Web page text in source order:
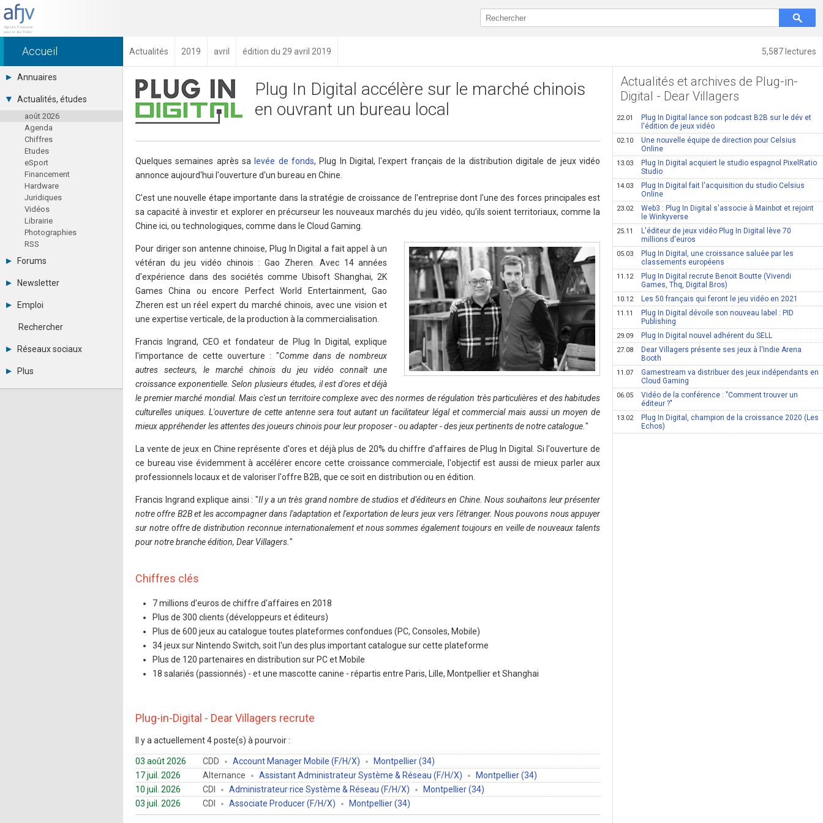
5,587 lectures
Accueil Actualités 2019 avril édition du 29 avril 2019
Annuaires
Toutes les sociétés (691)
Studios (418)
Editeurs (49)
Distributeurs (16)
Hard. / Accessoires (10)
Middlewares (15)
Prestataires (99)
Assoc. / Syndicats (21)
Formations / Ecoles (46)
Presse spécialisée (17)
Actualités, études
août 2026
Agenda
Chiffres
Etudes
eSport
Financement
Hardware
Juridiques
Vidéos
Librairie
Photographies
RSS
Forums
Tous les forums
Se connecter
Messages privés
Contacter un modérateur
Newsletter
Archives
Abonnement
Emploi
Consulter les annonces
Observatoire de l'emploi
Rechercher
Réseaux sociaux
LinkedIn
Plus
Annonceurs
Plug In Digital accélère sur le marché chinois
en ouvrant un bureau local
Quelques semaines après sa levée de fonds, Plug In Digital, l'expert français de la distribution digitale de jeux vidéo
annonce aujourd'hui l'ouverture d'un bureau en Chine.
C'est une nouvelle étape importante dans la stratégie de croissance de l'entreprise dont l'une des forces principales est
sa capacité à investir et explorer en précurseur les nouveaux marchés du jeu vidéo, qu'ils soient territoriaux, comme la
Chine ici, ou technologiques, comme dans le Cloud Gaming.
Pour diriger son antenne chinoise, Plug In Digital a fait appel à un
vétéran du jeu vidéo chinois : Gao Zheren. Avec 14 années
d'expérience dans des sociétés comme Ubisoft Shanghai, 2K
Games China ou encore Perfect World Entertainment, Gao
Zheren est un réel expert du marché chinois, avec une vision et
une expertise verticale, de la production à la commercialisation.
Francis Ingrand, CEO et fondateur de Plug In Digital, explique
l'importance de cette ouverture : "Comme dans de nombreux
autres secteurs, le marché chinois du jeu vidéo connaît une
croissance exponentielle. Selon plusieurs études, il est d'ores et déjà
le premier marché mondial. Mais c'est un territoire complexe avec des normes de régulation très particulières et des habitudes
culturelles uniques. L'ouverture de cette antenne sera tout autant un facilitateur légal et commercial mais aussi un moyen de
mieux appréhender les attentes des joueurs chinois pour leur proposer - ou adapter - des jeux pertinents de notre catalogue. "
La vente de jeux en Chine représente d'ores et déjà plus de 20% du chiffre d'affaires de Plug In Digital. Si l'ouverture de
ce bureau vise évidemment à accélérer encore cette croissance commerciale, l'objectif est aussi de mieux parler aux
professionnels locaux et de valoriser l'offre B2B, que ce soit en distribution ou en édition.
Francis Ingrand explique ainsi : "Il y a un très grand nombre de studios et d'éditeurs en Chine. Nous souhaitons leur présenter
notre offre B2B et les accompagner dans l'adaptation et l'exportation de leurs jeux vers l'étranger. Nous pouvons nous appuyer
sur notre offre de distribution reconnue internationalement et nous sommes également toujours en veille de nouveaux talents
pour notre branche édition, Dear Villagers. "
Chiffres clés
7 millions d'euros de chiffre d'affaires en 2018
Plus de 300 clients (développeurs et éditeurs)
Plus de 600 jeux au catalogue toutes plateformes confondues (PC, Consoles, Mobile)
34 jeux sur Nintendo Switch, soit l'un des plus important catalogue sur cette plateforme
Plus de 120 partenaires en distribution sur PC et Mobile
18 salariés (passionnés) - et une mascotte canine - répartis entre Paris, Lille, Montpellier et Shanghai
Plug-in-Digital - Dear Villagers recrute
Il y a actuellement 4 poste(s) à pourvoir :
03 août 2026 CDD Account Manager Mobile (F/H/X)
Montpellier (34)
17 juil. 2026
Alternance Assistant Administrateur Système & Réseau (F/H/X)
Montpellier (34)
10 juil. 2026
CDI Administrateur·rice Système & Réseau (F/H/X)
Montpellier (34)
03 juil. 2026
CDI Associate Producer (F/H/X) Montpellier (34)
Actualités et archives de Plug-in-
Digital - Dear Villagers
22.01
Plug In Digital lance son podcast B2B sur le dév et
l'édition de jeux vidéo
02.10
Une nouvelle équipe de direction pour Celsius
Online
13.03
Plug In Digital acquiert le studio espagnol PixelRatio
Studio
14.03
Plug In Digital fait l'acquisition du studio Celsius
Online
23.02
Web3 : Plug In Digital s'associe à Mainbot et rejoint
le Winkyverse
25.11
L'éditeur de jeux vidéo Plug In Digital lève 70
millions d'euros
05.03
Plug In Digital, une croissance saluée par les
classements européens
11.12
Plug In Digital recrute Benoit Boutte (Vivendi
Games, Thq, Digital Bros)
10.12 Les 50 français qui feront le jeu vidéo en 2021
11.11
Plug In Digital dévoile son nouveau label : PID
Publishing
29.09 Plug In Digital nouvel adhérent du SELL
27.08
Dear Villagers présente ses jeux à l'Indie Arena
Booth
11.07
Gamestream va distribuer des jeux indépendants en
Cloud Gaming
06.05
Vidéo de la conférence : "Comment trouver un
éditeur ?"
13.02
Plug In Digital, champion de la croissance 2020 (Les
Echos)